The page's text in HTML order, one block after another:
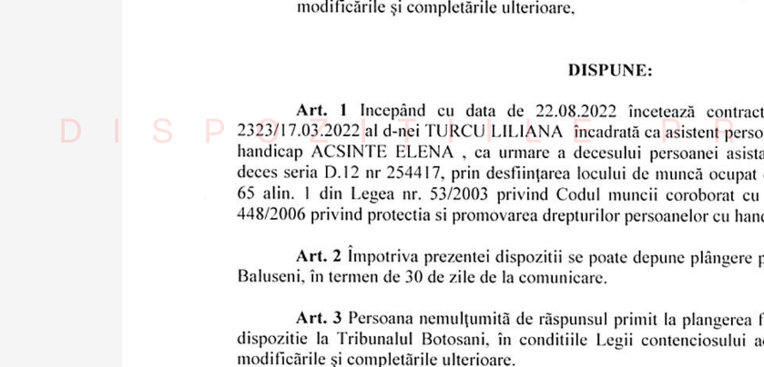
DISPOZIȚIILE